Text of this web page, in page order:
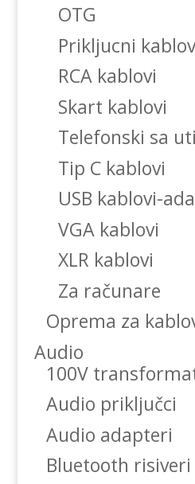
OTG
Prikljucni
RCA kablovi
Skart kablovi
Telefonski sa
Tip C kablovi
USB kablovi-
VGA kablovi
XLR kablovi
Za računare
Oprema za
Audio
100V
Audio priključci
Audio adapteri
Bluetooth risiveri